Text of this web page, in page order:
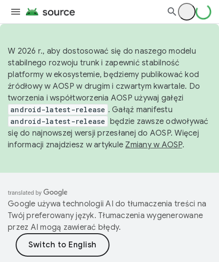
W 2026 r., aby dostosować się do naszego modelu
stabilnego rozwoju trunk i zapewnić stabilność
platformy w ekosystemie, będziemy publikować kod
źródłowy w AOSP w drugim i czwartym kwartale. Do
tworzenia i współtworzenia AOSP używaj gałęzi
android-latest-release . Gałąź manifestu
android-latest-release będzie zawsze odwoływać
się do najnowszej wersji przesłanej do AOSP. Więcej
informacji znajdziesz w artykule Zmiany w AOSP.
Google używa technologii AI do tłumaczenia treści na
Twój preferowany język. Tłumaczenia wygenerowane
przez AI mogą zawierać błędy.